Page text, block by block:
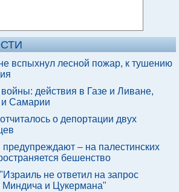
вспыхнул лесной пожар, к тушению
действия в Газе и Ливане,
и Самарии
о депортации двух
– на палестинских
бешенство
не ответил на запрос
и Цукермана"